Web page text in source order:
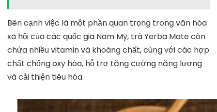
Bên cạnh việc là một phần quan trọng trong văn hóa
xã hội của các quốc gia Nam Mỹ, trà Yerba Mate còn
chứa nhiều vitamin và khoáng chất, cùng với các hợp
chất chống oxy hóa, hỗ trợ tăng cường năng lượng
và cải thiện tiêu hóa.